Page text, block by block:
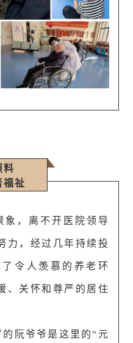
料
福祉
象，离不开医院领导
力，经过几年持续投
令人羡慕的养老环
、关怀和尊严的居住
阮爷爷是这里的“元